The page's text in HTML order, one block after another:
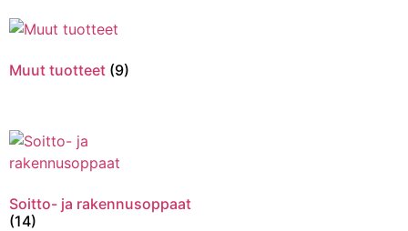
Muut tuotteet (9)
Soitto- ja rakennusoppaat
(14)